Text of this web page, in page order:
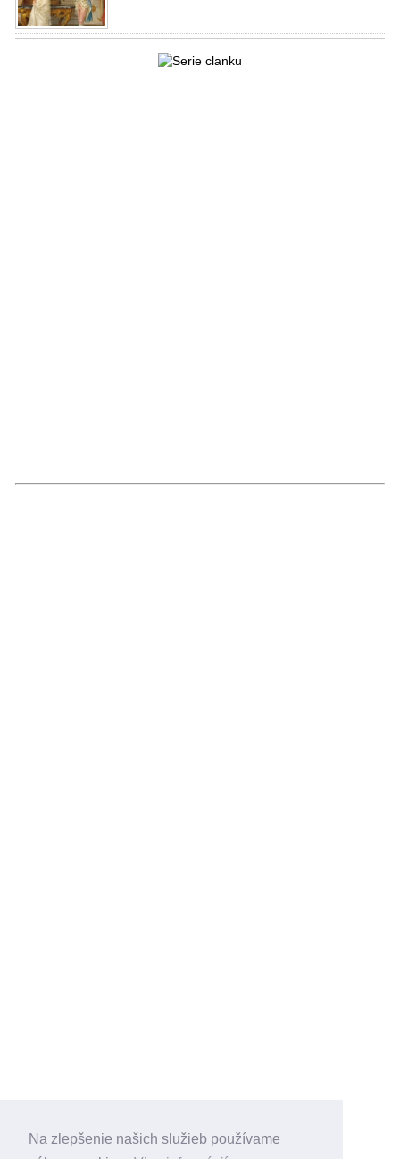
Na zlepšenie našich služieb používame